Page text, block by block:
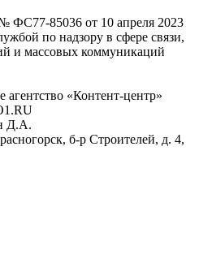
ФС77-85036 от 10 апреля 2023
по надзору в сфере связи,
и массовых коммуникаций
«Контент-центр»
Д.А.
б-р Строителей, д. 4,